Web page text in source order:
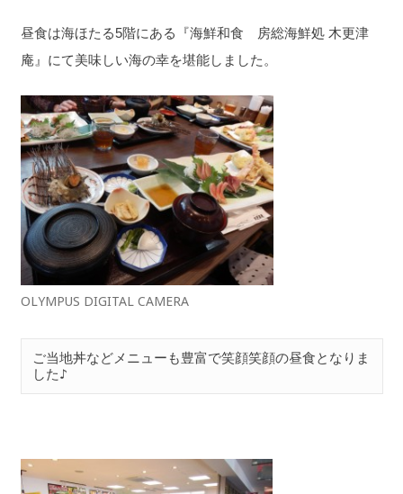
昼食は海ほたる5階にある『海鮮和食 房総海鮮処 木更津
庵』にて美味しい海の幸を堪能しました。
OLYMPUS DIGITAL CAMERA
ご当地丼などメニューも豊富で笑顔笑顔の昼食となりま
した♪